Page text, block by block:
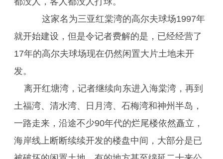
这家名为三亚红棠湾的高尔夫球场1997年
就开始建设，但是令记者费解的是，已经经营了
17年的高尔夫球场现在仍然闲置大片土地未开
发。
离开红塘湾，记者继续向东进入海棠湾，再到
土福湾、清水湾、日月湾、石梅湾和神州半岛，
一路走来，沿途不少90年代的烂尾楼依然矗立，
海岸线上断断续续开发的楼盘中间，大部分是已